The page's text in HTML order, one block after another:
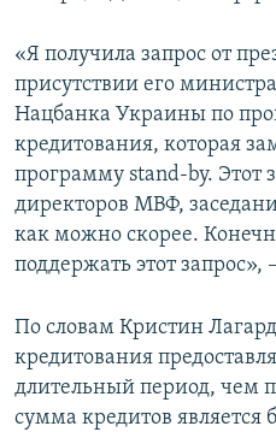
«Я получила запрос от
присутствии его
Нацбанка Украины по
кредитования, которая
программу stand-by. Этот
директоров МВФ,
как можно скорее.
поддержать этот запрос»,
По словам Кристин
кредитования
длительный период, чем
сумма кредитов является